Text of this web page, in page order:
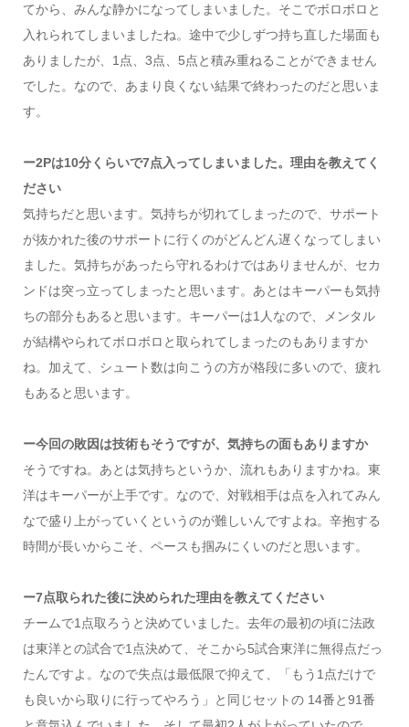
てから、みんな静かになってしまいました。そこでボロボロと
入れられてしまいましたね。途中で少しずつ持ち直した場面も
ありましたが、1点、3点、5点と積み重ねることができません
でした。なので、あまり良くない結果で終わったのだと思いま
す。
ー2Pは10分くらいで7点入ってしまいました。理由を教えてく
ださい
気持ちだと思います。気持ちが切れてしまったので、サポート
が抜かれた後のサポートに行くのがどんどん遅くなってしまい
ました。気持ちがあったら守れるわけではありませんが、セカ
ンドは突っ立ってしまったと思います。あとはキーパーも気持
ちの部分もあると思います。キーパーは1人なので、メンタル
が結構やられてボロボロと取られてしまったのもありますか
ね。加えて、シュート数は向こうの方が格段に多いので、疲れ
もあると思います。
ー今回の敗因は技術もそうですが、気持ちの面もありますか
そうですね。あとは気持ちというか、流れもありますかね。東
洋はキーパーが上手です。なので、対戦相手は点を入れてみん
なで盛り上がっていくというのが難しいんですよね。辛抱する
時間が長いからこそ、ペースも掴みにくいのだと思います。
ー7点取られた後に決められた理由を教えてください
チームで1点取ろうと決めていました。去年の最初の頃に法政
は東洋との試合で1点決めて、そこから5試合東洋に無得点だっ
たんですよ。なので失点は最低限で抑えて、「もう1点だけで
も良いから取りに行ってやろう」と同じセットの 14番と91番